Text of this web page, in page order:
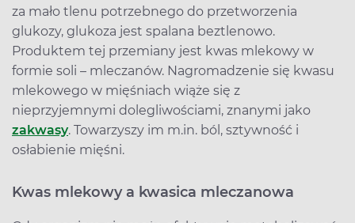
za mało tlenu potrzebnego do przetworzenia
glukozy, glukoza jest spalana beztlenowo.
Produktem tej przemiany jest kwas mlekowy w
formie soli – mleczanów. Nagromadzenie się kwasu
mlekowego w mięśniach wiąże się z
nieprzyjemnymi dolegliwościami, znanymi jako
zakwasy. Towarzyszy im m.in. ból, sztywność i
osłabienie mięśni.
Kwas mlekowy a kwasica mleczanowa